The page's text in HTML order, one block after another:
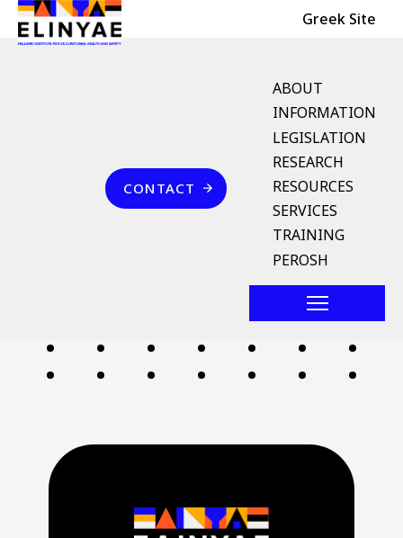
Skip to main content
Header Top Greek Site
English Menu
ABOUT
INFORMATION
LEGISLATION
RESEARCH
RESOURCES
SERVICES
TRAINING
PEROSH
Επικοινωνία
CONTACT
Breadcrumb
χρονική κατάτμηση της